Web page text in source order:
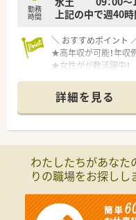
勤務
時間
上記の中で週40
＼ おすすめポイント
★高年収が可能！年収
★女性がが数活躍中！
＼ 働く環境について ／
■19:00までの勤務な
■メインの科目は皮膚
てきぱきと枚数をこ
■遠隔者には住宅の手
遠方からの応募も歓
■最寄りの駅は北方
車通勤が便利な立地
詳細を見る
わたしたちがあなた
りの職場をお探しし